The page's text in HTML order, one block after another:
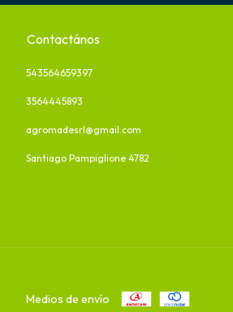
Contactános
543564659397
3564445893
agromadesrl@gmail.com
Santiago Pampiglione 4782
Medios de envío